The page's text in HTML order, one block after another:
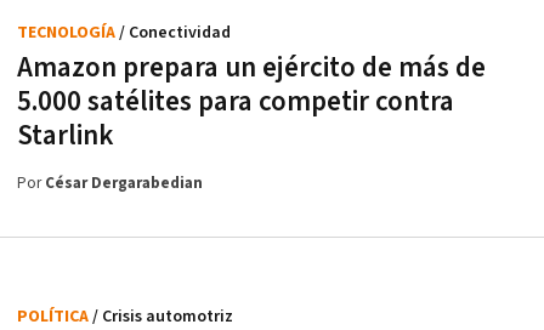
Amazon prepara un ejército de más de
5.000 satélites para competir contra
Starlink
TECNOLOGÍA/ Conectividad
PorCésar Dergarabedian
POLÍTICA/ Crisis automotriz